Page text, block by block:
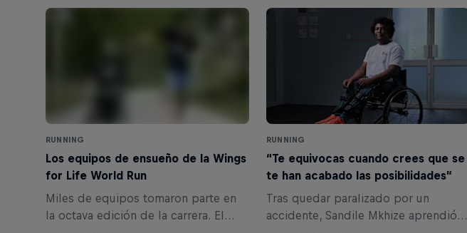
RUNNING
Los equipos de ensueño de la Wings
for Life World Run
Miles de equipos tomaron parte en
la octava edición de la carrera. El
RUNNING
“Te equivocas cuando crees que se
te han acabado las posibilidades”
Tras quedar paralizado por un
accidente, Sandile Mkhize aprendió a